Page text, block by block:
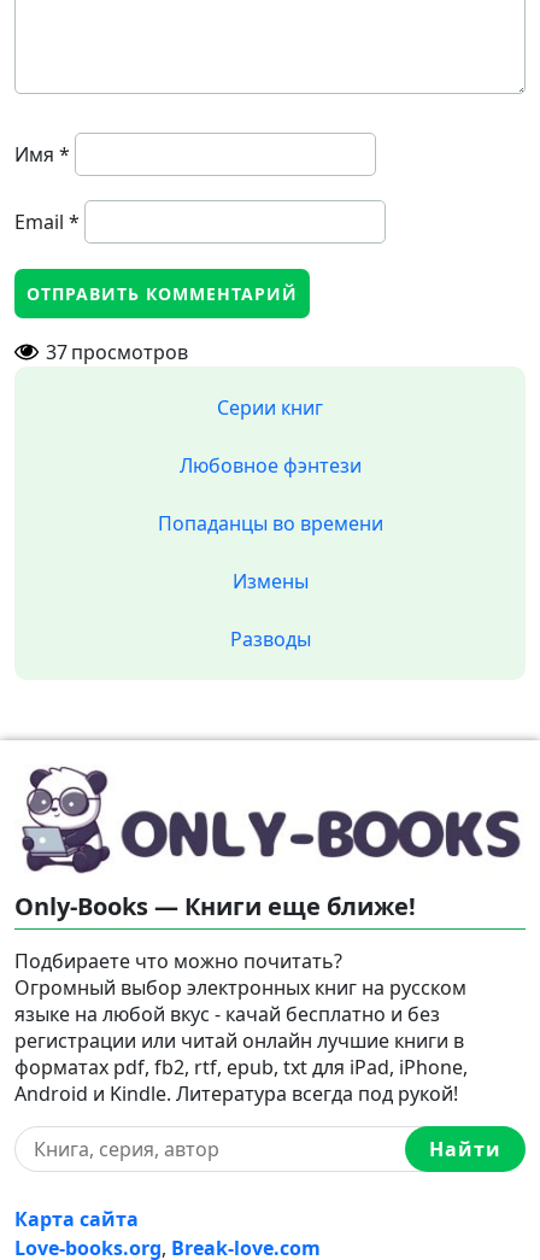
Имя *
Email *
37просмотров
Серии книг
Любовное фэнтези
Попаданцы во времени
Измены
Разводы
Only-Books — Книги еще ближе!
Подбираете что можно почитать?
Огромный выбор электронных книг на русском
языке на любой вкус - качай бесплатно и без
регистрации или читай онлайн лучшие книги в
форматах pdf, fb2, rtf, epub, txt для iPad, iPhone,
Android и Kindle. Литература всегда под рукой!
Найти
Карта сайта
Love-books.org, Break-love.com